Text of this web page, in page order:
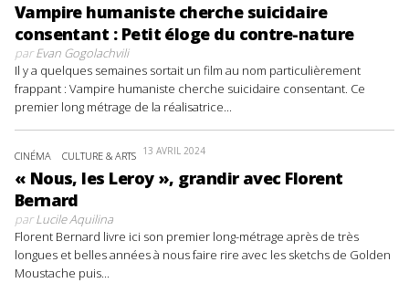
Vampire humaniste cherche suicidaire
consentant : Petit éloge du contre-nature
parEvan Gogolachvili
Il y a quelques semaines sortait un film au nom particulièrement
frappant : Vampire humaniste cherche suicidaire consentant. Ce
premier long métrage de la réalisatrice...
CINÉMA CULTURE & ARTS 13 AVRIL 2024
« Nous, les Leroy », grandir avec Florent
Bernard
parLucile Aquilina
Florent Bernard livre ici son premier long-métrage après de très
longues et belles années à nous faire rire avec les sketchs de Golden
Moustache puis...